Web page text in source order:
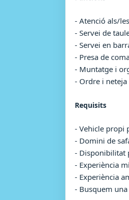
- Atenció als/
- Servei de
- Servei en
- Presa de
- Muntatge i
- Ordre i
Requisits
- Vehicle propi
- Domini de
- Disponibilitat
- Experiència
- Experiència
- Busquem